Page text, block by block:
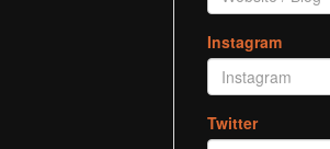
Instagram
Twitter